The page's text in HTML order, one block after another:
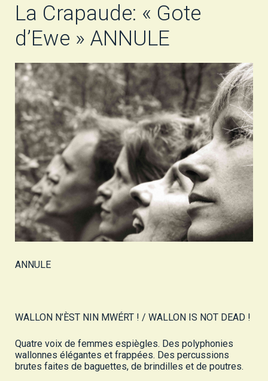
La Crapaude: « Gote
d’Ewe » ANNULE
ANNULE
WALLON N’ÈST NIN MWÉRT ! / WALLON IS NOT DEAD !
Quatre voix de femmes espiègles. Des polyphonies
wallonnes élégantes et frappées. Des percussions
brutes faites de baguettes, de brindilles et de poutres.